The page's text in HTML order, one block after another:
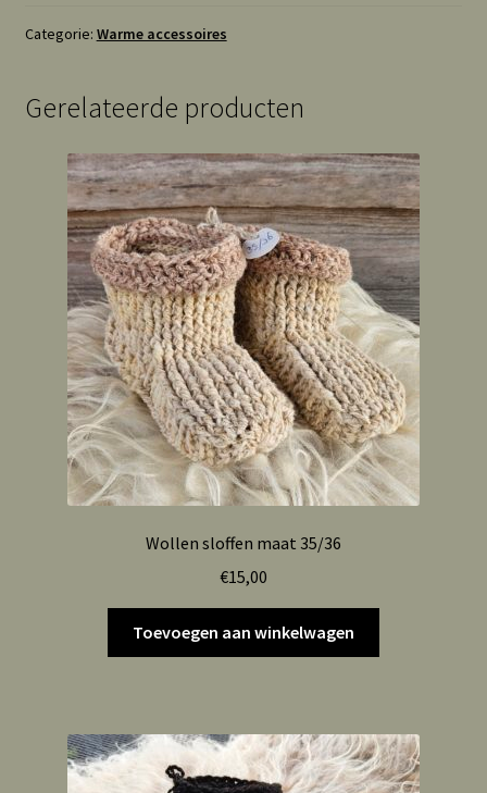
Categorie: Warme accessoires
Gerelateerde producten
Wollen sloffen maat 35/36
€15,00
Toevoegen aan winkelwagen